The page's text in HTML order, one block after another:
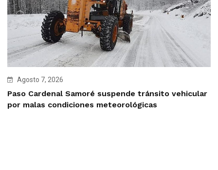
Agosto 7, 2026
Paso Cardenal Samoré suspende tránsito vehicular
por malas condiciones meteorológicas